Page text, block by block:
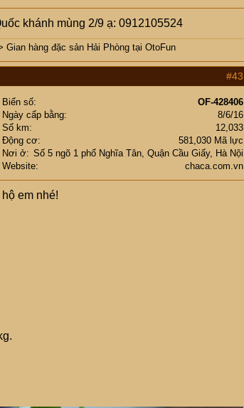
khánh mùng 2/9 ạ: 0912105524
Gian hàng đặc sản Hải Phòng tại OtoFun
#43
Biển số
OF-428406
Ngày cấp bằng
8/6/16
Số km
12,033
Động cơ
581,030 Mã lực
Nơi ở
Số 5 ngõ 1 phố Nghĩa Tân, Quận Cầu Giấy, Hà Nội
Website
chaca.com.vn
em nhé!